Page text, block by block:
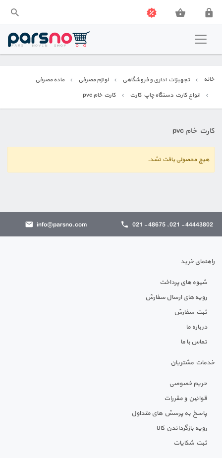
فروشگاه پارس نو
خانه تجهیزات اداری و فروشگاهی لوازم مصرفی
ماده مصرفی
انواع کارت دستگاه چاپ کارت
کارت خام pvc
کارت خام pvc
هیچ محصولی یافت نشد.
44443802 - 021 , 48675 - 021
info@parsno.com
راهنمای خرید
شیوه های پرداخت
رویه های ارسال سفارش
ثبت سفارش
درباره ما
تماس با ما
خدمات مشتریان
حریم خصوصی
قوانین و مقررات
پاسخ به پرسش های متداول
رویه بازگرداندن کالا
ثبت شکایات